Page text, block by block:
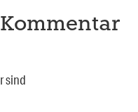
sind